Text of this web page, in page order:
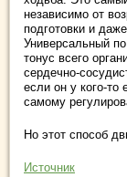
независимо от
подготовки и
Универсальный
тонус всего
сердечно-
если он у кого-то
самому
Но этот способ
Источник